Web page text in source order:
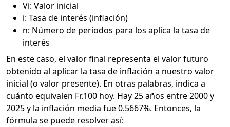
Vi: Valor inicial
i: Tasa de interés (inflación)
n: Número de periodos para los aplica la tasa de
interés
En este caso, el valor final representa el valor futuro
obtenido al aplicar la tasa de inflación a nuestro valor
inicial (o valor presente). En otras palabras, indica a
cuánto equivalen Fr.100 hoy. Hay 25 años entre 2000 y
2025 y la inflación media fue 0.5667%. Entonces, la
fórmula se puede resolver así: